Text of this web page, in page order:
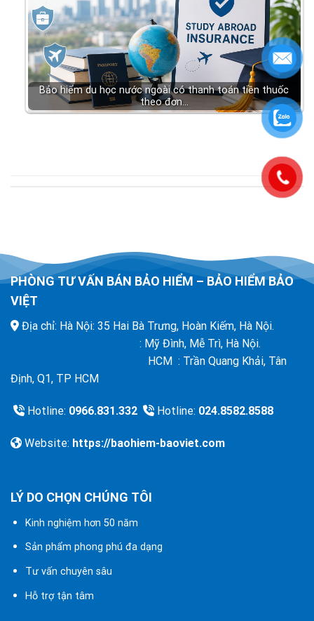
Bảo hiểm du học nước ngoài có thanh toán tiền thuốc
theo đơn…
PHÒNG TƯ VẤN BÁN BẢO HIỂM – BẢO HIỂM BẢO
VIỆT
Địa chỉ: Hà Nội: 35 Hai Bà Trưng, Hoàn Kiếm, Hà Nội.
: Mỹ Đình, Mễ Trì, Hà Nội.
HCM : Trần Quang Khải, Tân
Định, Q1, TP HCM
Hotline: 0966.831.332 Hotline: 024.8582.8588
Website: https://baohiem-baoviet.com
LÝ DO CHỌN CHÚNG TÔI
Kinh nghiệm hơn 50 năm
Sản phẩm phong phú đa dạng
Tư vấn chuyên sâu
Hỗ trợ tận tâm